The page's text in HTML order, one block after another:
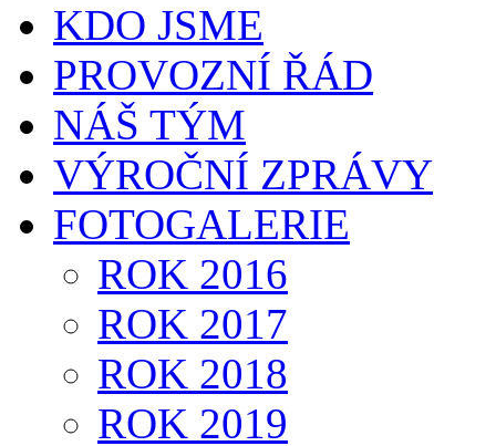
KDO JSME
PROVOZNÍ ŘÁD
NÁŠ TÝM
VÝROČNÍ ZPRÁVY
FOTOGALERIE
ROK 2016
ROK 2017
ROK 2018
ROK 2019